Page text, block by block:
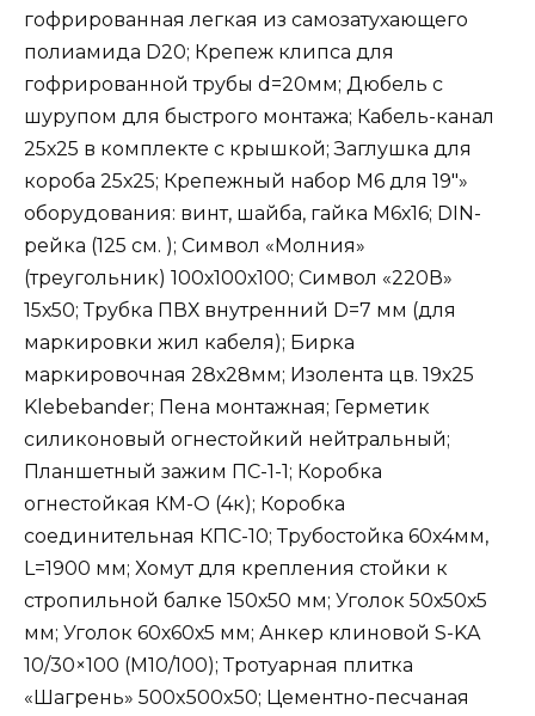
гофрированная легкая из самозатухающего
полиамида D20; Крепеж клипса для
гофрированной трубы d=20мм; Дюбель с
шурупом для быстрого монтажа; Кабель-канал
25х25 в комплекте с крышкой; Заглушка для
короба 25х25; Крепежный набор М6 для 19″»
оборудования: винт, шайба, гайка М6х16; DIN-
рейка (125 см. ); Символ «Молния»
(треугольник) 100х100х100; Символ «220В»
15х50; Трубка ПВХ внутренний D=7 мм (для
маркировки жил кабеля); Бирка
маркировочная 28х28мм; Изолента цв. 19х25
Klebebander; Пена монтажная; Герметик
силиконовый огнестойкий нейтральный;
Планшетный зажим ПС-1-1; Коробка
огнестойкая КМ-О (4к); Коробка
соединительная КПС-10; Трубостойка 60х4мм,
L=1900 мм; Хомут для крепления стойки к
стропильной балке 150х50 мм; Уголок 50х50х5
мм; Уголок 60х60х5 мм; Анкер клиновой S-KA
10/30×100 (М10/100); Тротуарная плитка
«Шагрень» 500x500x50; Цементно-песчаная